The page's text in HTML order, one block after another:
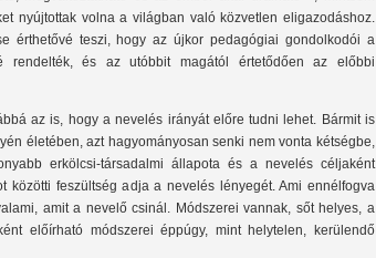
nyújtottak volna a világban való közvetlen eligazodáshoz.
érthetővé teszi, hogy az újkor pedagógiai gondolkodói a
rendelték, és az utóbbit magától értetődően az előbbi
az is, hogy a nevelés irányát előre tudni lehet. Bármit is
életében, azt hagyományosan senki nem vonta kétségbe,
erkölcsi-társadalmi állapota és a nevelés céljaként
közötti feszültség adja a nevelés lényegét. Ami ennélfogva
amit a nevelő csinál. Módszerei vannak, sőt helyes, a
előírható módszerei éppúgy, mint helytelen, kerülendő